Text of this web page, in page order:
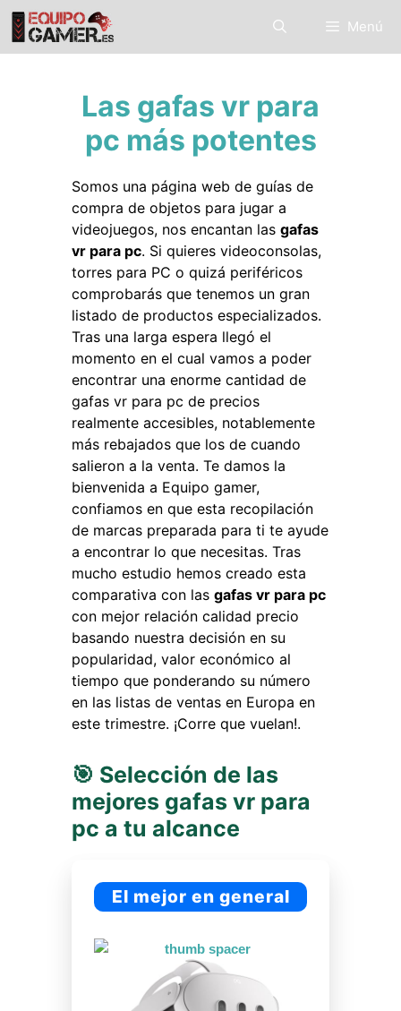
Saltar
contenido
Menú
Las gafas vr para
pc más potentes
Somos una página web de guías de
compra de objetos para jugar a
videojuegos, nos encantan las gafas
vr para pc. Si quieres videoconsolas,
torres para PC o quizá periféricos
comprobarás que tenemos un gran
listado de productos especializados.
Tras una larga espera llegó el
momento en el cual vamos a poder
encontrar una enorme cantidad de
gafas vr para pc de precios
realmente accesibles, notablemente
más rebajados que los de cuando
salieron a la venta. Te damos la
bienvenida a Equipo gamer,
confiamos en que esta recopilación
de marcas preparada para ti te ayude
a encontrar lo que necesitas. Tras
mucho estudio hemos creado esta
comparativa con las gafas vr para pc
con mejor relación calidad precio
basando nuestra decisión en su
popularidad, valor económico al
tiempo que ponderando su número
en las listas de ventas en Europa en
este trimestre. ¡Corre que vuelan!.
🎯 Selección de las
mejores gafas vr para
pc a tu alcance
El mejor en general